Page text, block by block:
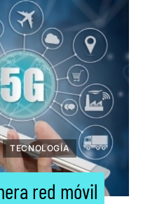
TECNOLOGÍA
red móvil